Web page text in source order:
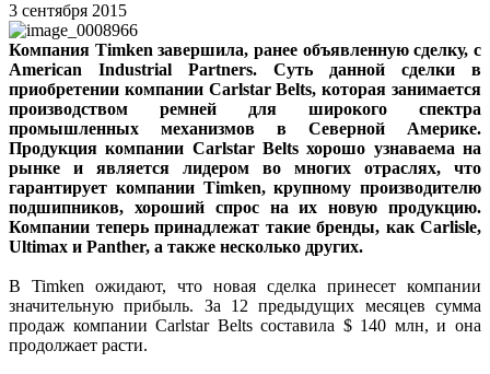
3 сентября 2015
Компания Timken завершила, ранее объявленную сделку, с
American Industrial Partners. Суть данной сделки в
приобретении компании Carlstar Belts, которая занимается
производством ремней для широкого спектра
промышленных механизмов в Северной Америке.
Продукция компании Carlstar Belts хорошо узнаваема на
рынке и является лидером во многих отраслях, что
гарантирует компании Timken, крупному производителю
подшипников, хороший спрос на их новую продукцию.
Компании теперь принадлежат такие бренды, как Carlisle,
Ultimax и Panther, а также несколько других.
В Timken ожидают, что новая сделка принесет компании
значительную прибыль. За 12 предыдущих месяцев сумма
продаж компании Carlstar Belts составила $ 140 млн, и она
продолжает расти.